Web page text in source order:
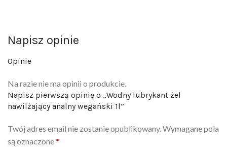
Napisz opinie
Opinie
Na razie nie ma opinii o produkcie.
Napisz pierwszą opinię o „Wodny lubrykant żel
nawilżający analny wegański 1l”
Twój adres email nie zostanie opublikowany. Wymagane pola
są oznaczone*